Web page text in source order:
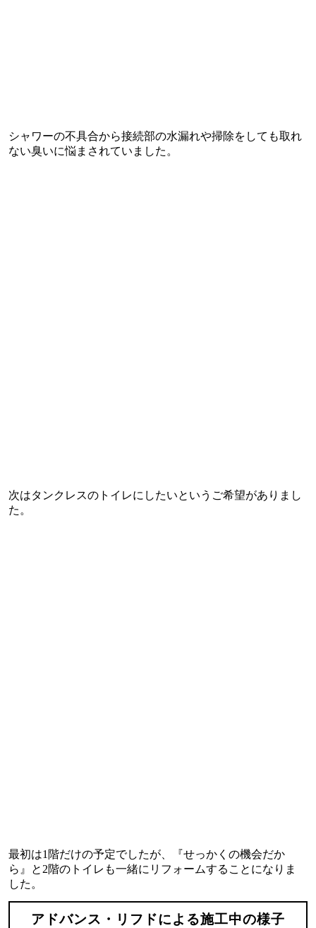
シャワーの不具合から接続部の水漏れや掃除をしても取れ
ない臭いに悩まされていました。
次はタンクレスのトイレにしたいというご希望がありまし
た。
最初は1階だけの予定でしたが、『せっかくの機会だか
ら』と2階のトイレも一緒にリフォームすることになりま
した。
アドバンス・リフドによる施工中の様子